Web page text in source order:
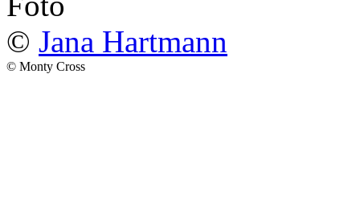
© Jana Hartmann
© Monty Cross